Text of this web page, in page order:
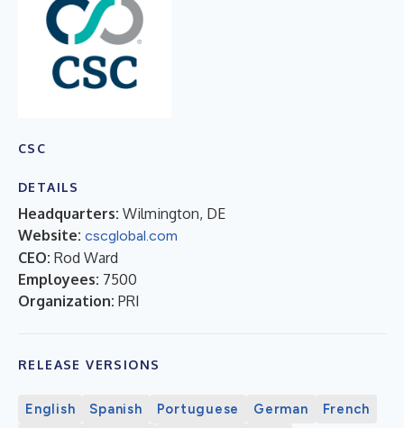
CSC
DETAILS
Headquarters: Wilmington, DE
Website: cscglobal.com
CEO: Rod Ward
Employees: 7500
Organization: PRI
RELEASE VERSIONS
English Spanish Portuguese German French